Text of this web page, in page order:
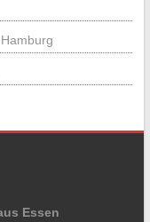
Essen